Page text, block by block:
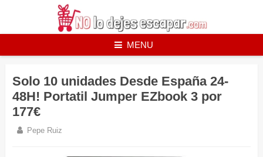
MENU
Solo 10 unidades Desde España 24-
48H! Portatil Jumper EZbook 3 por
177€
Pepe Ruiz